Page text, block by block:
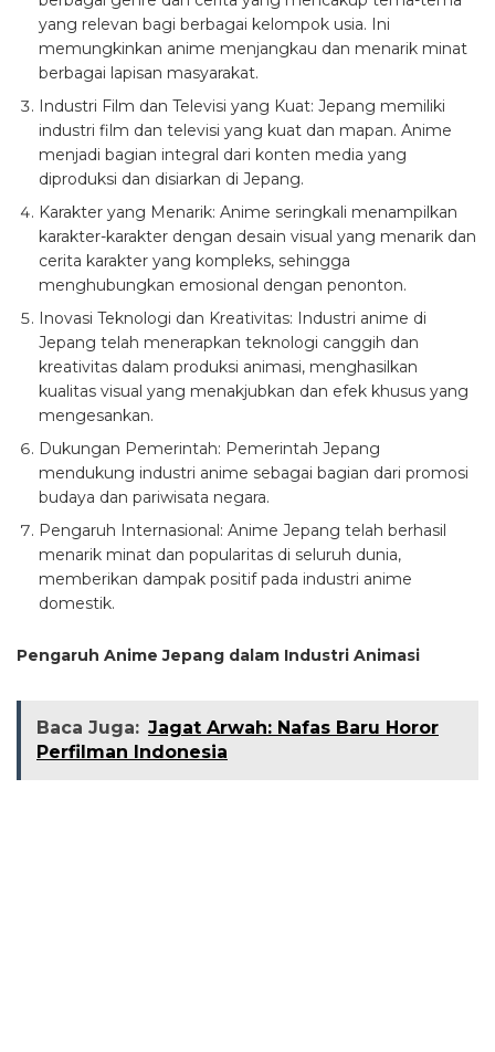
yang relevan bagi berbagai kelompok usia. Ini
memungkinkan anime menjangkau dan menarik minat
berbagai lapisan masyarakat.
Industri Film dan Televisi yang Kuat: Jepang memiliki
industri film dan televisi yang kuat dan mapan. Anime
menjadi bagian integral dari konten media yang
diproduksi dan disiarkan di Jepang.
Karakter yang Menarik: Anime seringkali menampilkan
karakter-karakter dengan desain visual yang menarik dan
cerita karakter yang kompleks, sehingga
menghubungkan emosional dengan penonton.
Inovasi Teknologi dan Kreativitas: Industri anime di
Jepang telah menerapkan teknologi canggih dan
kreativitas dalam produksi animasi, menghasilkan
kualitas visual yang menakjubkan dan efek khusus yang
mengesankan.
Dukungan Pemerintah: Pemerintah Jepang
mendukung industri anime sebagai bagian dari promosi
budaya dan pariwisata negara.
Pengaruh Internasional: Anime Jepang telah berhasil
menarik minat dan popularitas di seluruh dunia,
memberikan dampak positif pada industri anime
domestik.
Pengaruh Anime Jepang dalam Industri Animasi
Baca Juga: Jagat Arwah: Nafas Baru Horor
Perfilman Indonesia